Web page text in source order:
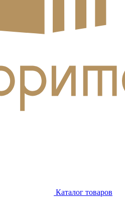
Каталог товаров